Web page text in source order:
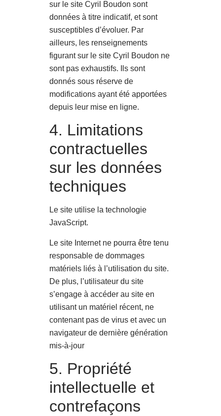
sur le site Cyril Boudon sont
données à titre indicatif, et sont
susceptibles d’évoluer. Par
ailleurs, les renseignements
figurant sur le site Cyril Boudon ne
sont pas exhaustifs. Ils sont
donnés sous réserve de
modifications ayant été apportées
depuis leur mise en ligne.
4. Limitations
contractuelles
sur les données
techniques
Le site utilise la technologie
JavaScript.
Le site Internet ne pourra être tenu
responsable de dommages
matériels liés à l’utilisation du site.
De plus, l’utilisateur du site
s’engage à accéder au site en
utilisant un matériel récent, ne
contenant pas de virus et avec un
navigateur de dernière génération
mis-à-jour
5. Propriété
intellectuelle et
contrefaçons